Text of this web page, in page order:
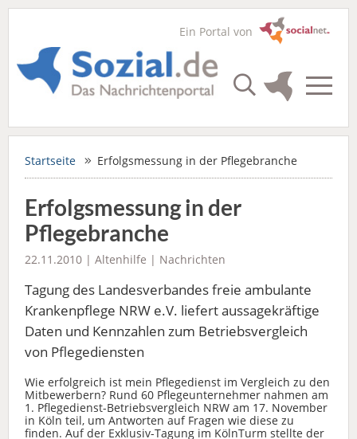
Ein Portal von
Startseite Erfolgsmessung in der Pflegebranche
Erfolgsmessung in der
Pflegebranche
22.11.2010 | Altenhilfe | Nachrichten
Tagung des Landesverbandes freie ambulante
Krankenpflege NRW e.V. liefert aussagekräftige
Daten und Kennzahlen zum Betriebsvergleich
von Pflegediensten
Wie erfolgreich ist mein Pflegedienst im Vergleich zu den
Mitbewerbern? Rund 60 Pflegeunternehmer nahmen am
1. Pflegedienst-Betriebsvergleich NRW am 17. November
in Köln teil, um Antworten auf Fragen wie diese zu
finden. Auf der Exklusiv-Tagung im KölnTurm stellte der